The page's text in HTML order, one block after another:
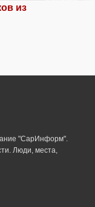
из
"СарИнформ".
Люди, места,